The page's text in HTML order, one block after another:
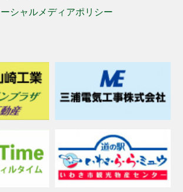
シャルメディアポリシー